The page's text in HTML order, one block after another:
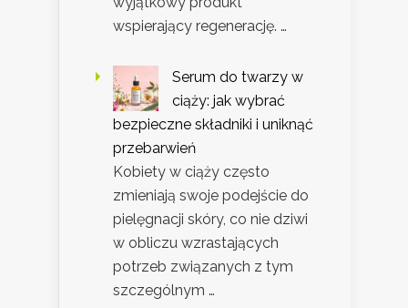
wspierający regenerację. …
Serum do twarzy w
ciąży: jak wybrać
bezpieczne składniki i uniknąć
przebarwień
Kobiety w ciąży często
zmieniają swoje podejście do
pielęgnacji skóry, co nie dziwi
w obliczu wzrastających
potrzeb związanych z tym
szczególnym …